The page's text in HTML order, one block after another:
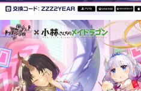
ピックアップ
電ファミのいま読まれている記事